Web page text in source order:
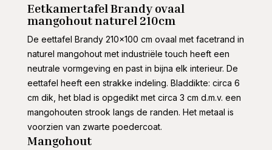
Eetkamertafel Brandy ovaal
mangohout naturel 210cm
De eettafel Brandy 210×100 cm ovaal met facetrand in
naturel mangohout met industriële touch heeft een
neutrale vormgeving en past in bijna elk interieur. De
eettafel heeft een strakke indeling. Bladdikte: circa 6
cm dik, het blad is opgedikt met circa 3 cm d.m.v. een
mangohouten strook langs de randen. Het metaal is
voorzien van zwarte poedercoat.
Mangohout